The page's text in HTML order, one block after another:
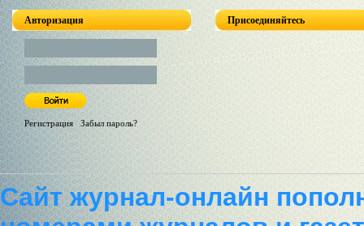
Авторизация
Регистрация / Забыл пароль?
Присоединяйтесь
Сайт журнал-онлайн